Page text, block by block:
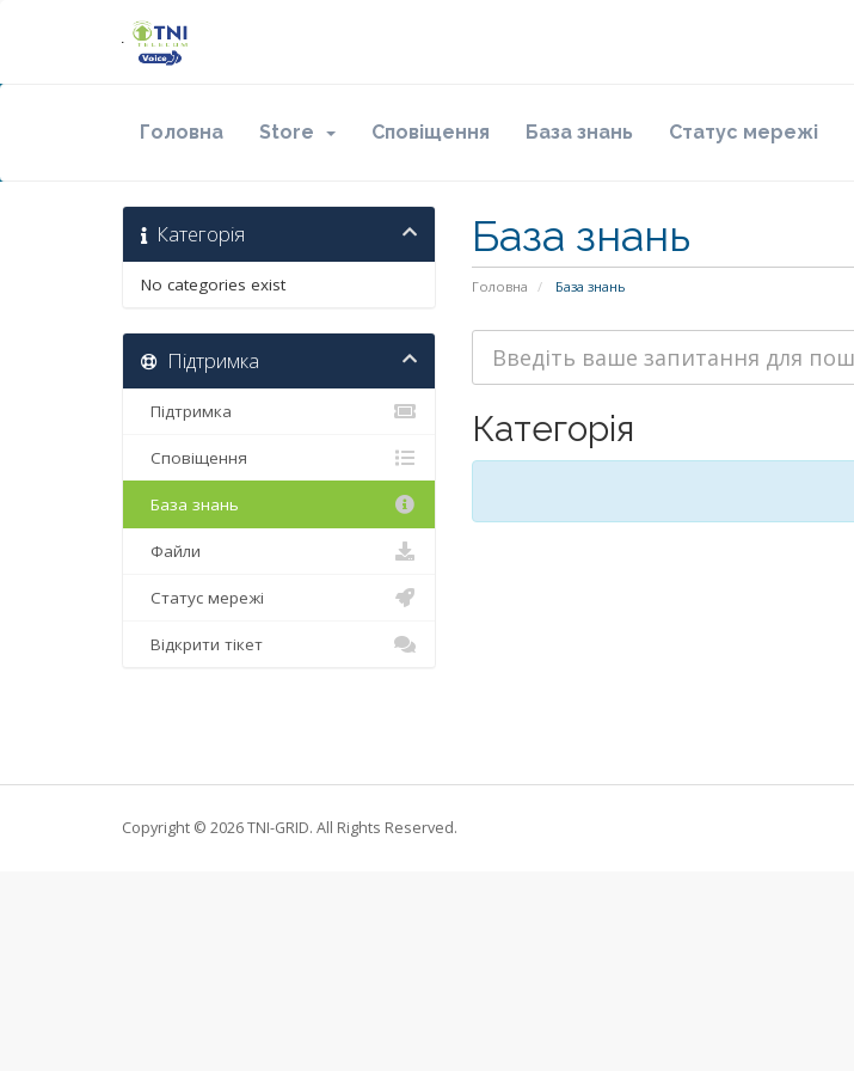
Головна Store Сповіщення База знань Статус мережі
База знань
Головна База знань
Категорія
No categories exist
Категорія
Підтримка
Підтримка
Сповіщення
База знань
Файли
Статус мережі
Відкрити тікет
Copyright © 2026 TNI-GRID. All Rights Reserved.